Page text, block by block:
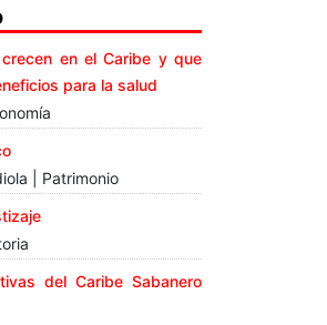
en el Caribe y que
para la salud
| Patrimonio
del Caribe Sabanero